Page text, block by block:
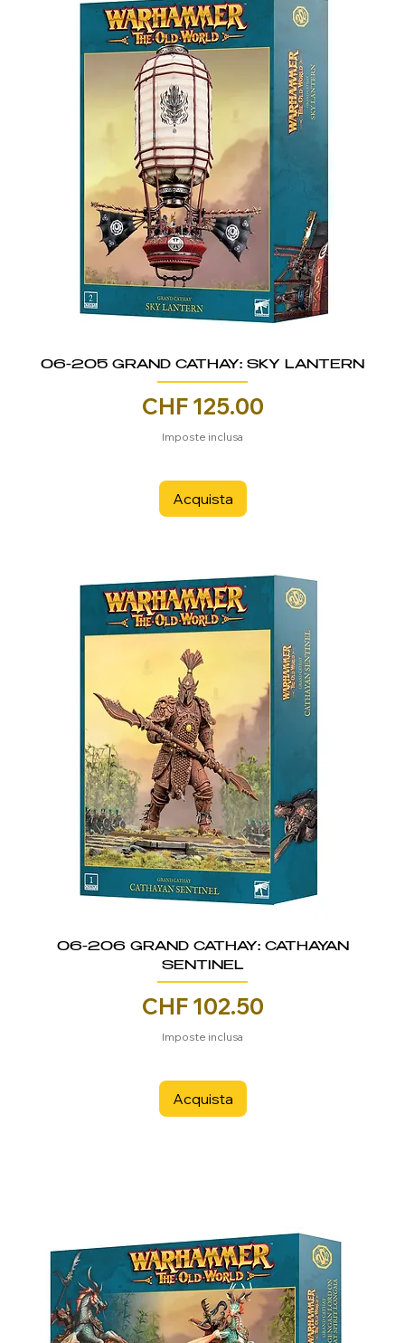
06-205 GRAND CATHAY: SKY LANTERN
Prezzo
CHF 125.00
Imposte inclusa
Acquista
06-206 GRAND CATHAY: CATHAYAN
SENTINEL
Prezzo
CHF 102.50
Imposte inclusa
Acquista